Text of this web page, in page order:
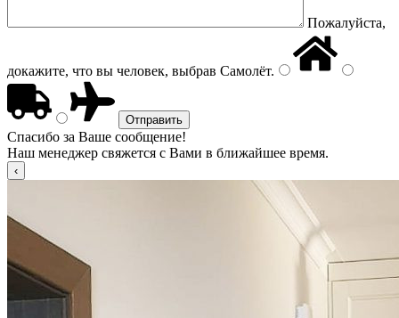
Пожалуйста,
докажите, что вы человек, выбрав Самолёт.
Спасибо за Ваше сообщение!
Наш менеджер свяжется с Вами в ближайшее время.